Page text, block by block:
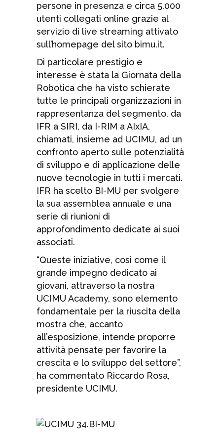
persone in presenza e circa 5.000
utenti collegati online grazie al
servizio di live streaming attivato
sull’homepage del sito bimu.it.
Di particolare prestigio e
interesse è stata la Giornata della
Robotica che ha visto schierate
tutte le principali organizzazioni in
rappresentanza del segmento, da
IFR a SIRI, da I-RIM a AIxIA,
chiamati, insieme ad UCIMU, ad un
confronto aperto sulle potenzialità
di sviluppo e di applicazione delle
nuove tecnologie in tutti i mercati.
IFR ha scelto BI-MU per svolgere
la sua assemblea annuale e una
serie di riunioni di
approfondimento dedicate ai suoi
associati.
“Queste iniziative, così come il
grande impegno dedicato ai
giovani, attraverso la nostra
UCIMU Academy, sono elemento
fondamentale per la riuscita della
mostra che, accanto
all’esposizione, intende proporre
attività pensate per favorire la
crescita e lo sviluppo del settore”,
ha commentato Riccardo Rosa,
presidente UCIMU.